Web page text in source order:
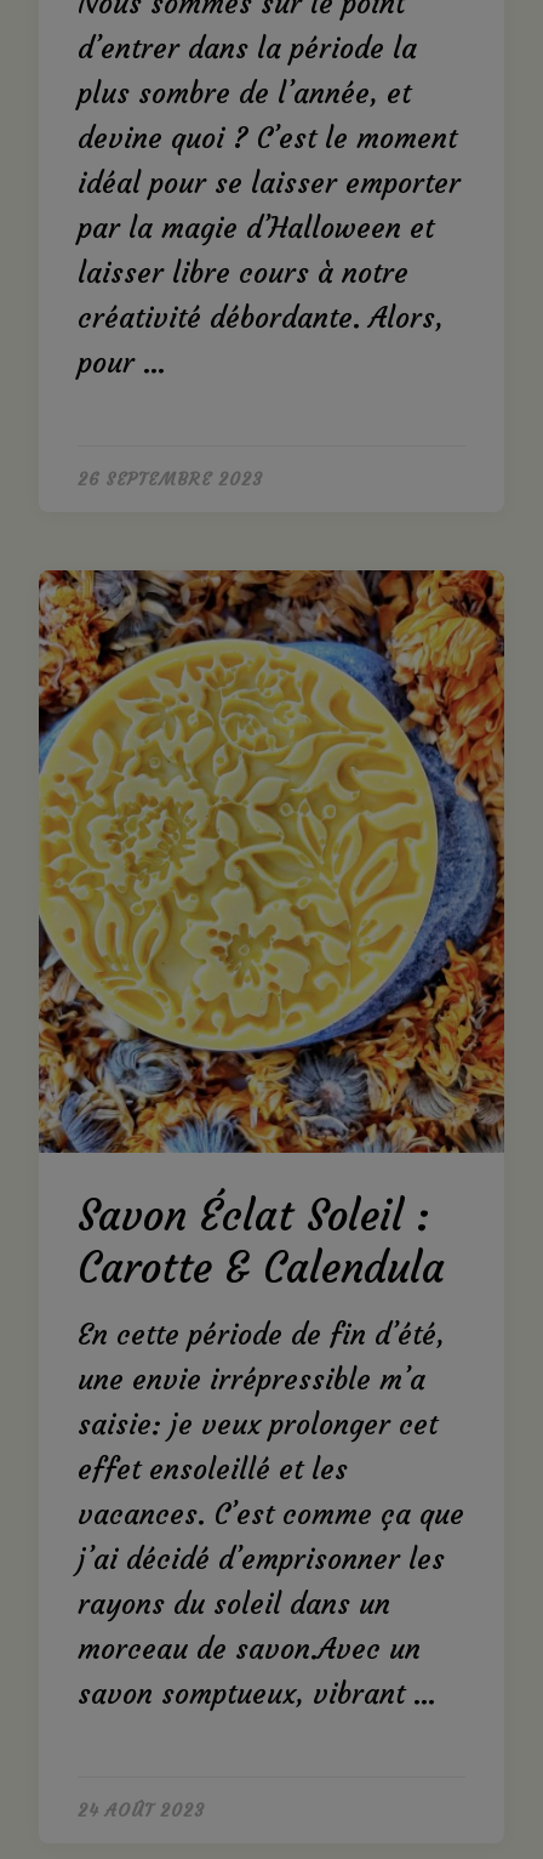
d’entrer dans la période la
plus sombre de l’année, et
devine quoi ? C’est le moment
idéal pour se laisser emporter
par la magie d’Halloween et
laisser libre cours à notre
créativité débordante. Alors,
pour …
26 SEPTEMBRE 2023
Savon Éclat Soleil :
Carotte & Calendula
En cette période de fin d’été,
une envie irrépressible m’a
saisie: je veux prolonger cet
effet ensoleillé et les
vacances. C’est comme ça que
j’ai décidé d’emprisonner les
rayons du soleil dans un
morceau de savon.Avec un
savon somptueux, vibrant …
24 AOÛT 2023